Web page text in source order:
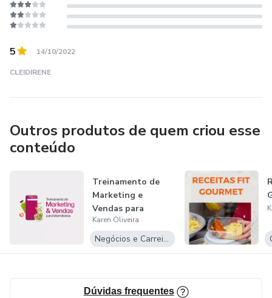
e de forma mais rápida!
5 14/10/2022
CLEIDIRENE
Outros produtos de quem criou esse
conteúdo
Treinamento de
Marketing e
Vendas para
Marmitarias
Karen Oliveira
Negócios e Carreira
Dúvidas frequentes